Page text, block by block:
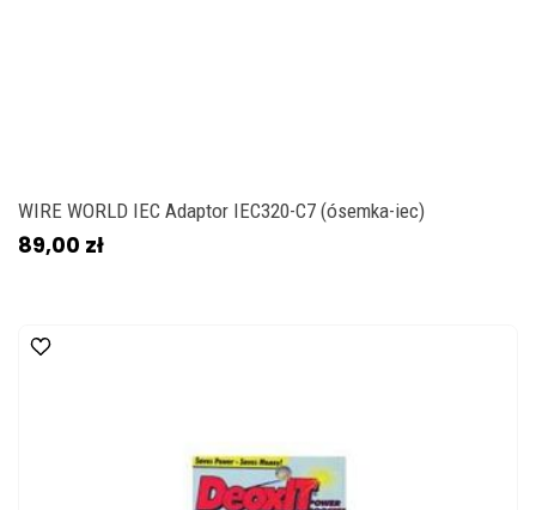
WIRE WORLD IEC Adaptor IEC320-C7 (ósemka-iec)
89,00 zł